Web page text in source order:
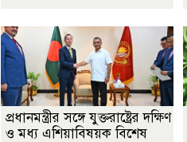
প্রধানমন্ত্রীর সঙ্গে যুক্তরাষ্ট্রের দক্ষিণ
ও মধ্য এশিয়াবিষয়ক বিশেষ